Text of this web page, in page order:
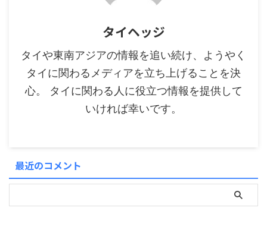
タイヘッジ
タイや東南アジアの情報を追い続け、ようやく
タイに関わるメディアを立ち上げることを決
心。 タイに関わる人に役立つ情報を提供して
いければ幸いです。
最近のコメント